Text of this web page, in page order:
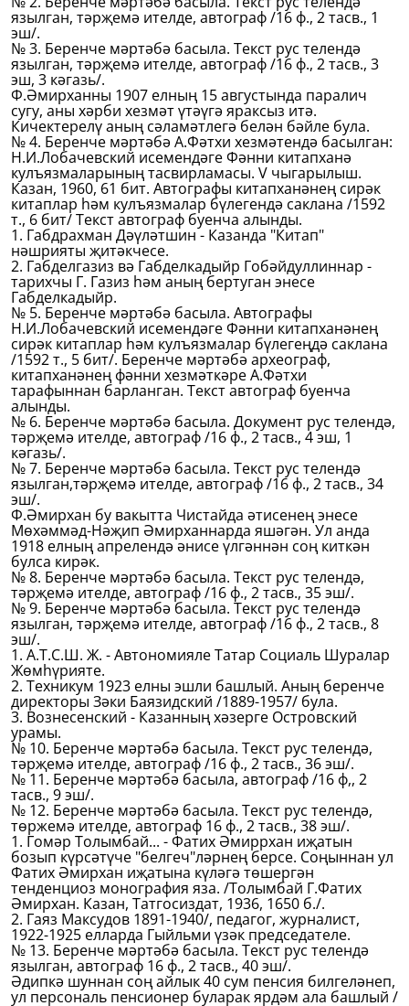
язылган, тәрҗемә ителде, автограф /16 ф., 2 тасв., 1
эш/.
№ 3. Беренче мәртәбә басыла. Текст рус телендә
язылган, тәрҗемә ителде, автограф /16 ф., 2 тасв., 3
эш, 3 кәгазь/.
Ф.Әмирханны 1907 елның 15 августында паралич
сугу, аны хәрби хезмәт үтәүгә яраксыз итә.
Кичектерелү аның сәламәтлегә белән бәйле була.
№ 4. Беренче мәртәбә А.Фәтхи хезмәтендә басылган:
Н.И.Лобачевский исемендәге Фәнни китапханә
кулъязмаларының тасвирламасы. V чыгарылыш.
Казан, 1960, 61 бит. Автографы китапханәнең сирәк
китаплар һәм кулъязмалар бүлегендә саклана /1592
т., 6 бит/ Текст автограф буенча алынды.
1. Габдрахман Дәүләтшин - Казанда "Китап"
нәшрияты җитәкчесе.
2. Габделгазиз вә Габделкадыйр Гобәйдуллиннар -
тарихчы Г. Газиз һәм аның бертуган энесе
Габделкадыйр.
№ 5. Беренче мәртәбә басыла. Автографы
Н.И.Лобачевский исемендәге Фәнни китапханәнең
сирәк китаплар һәм кулъязмалар бүлегеңдә саклана
/1592 т., 5 бит/. Беренче мәртәбә археограф,
китапханәнең фәнни хезмәткәре А.Фәтхи
тарафыннан барланган. Текст автограф буенча
алынды.
№ 6. Беренче мәртәбә басыла. Документ рус телендә,
тәрҗемә ителде, автограф /16 ф., 2 тасв., 4 эш, 1
кәгазь/.
№ 7. Беренче мәртәбә басыла. Текст рус телендә
язылган,тәрҗемә ителде, автограф /16 ф., 2 тасв., 34
эш/.
Ф.Әмирхан бу вакытта Чистайда әтисенең энесе
Мөхәммәд-Нәҗип Әмирханнарда яшәгән. Ул анда
1918 елның апрелендә әнисе үлгәннән соң киткән
булса кирәк.
№ 8. Беренче мәртәбә басыла. Текст рус телендә,
тәрҗемә ителде, автограф /16 ф., 2 тасв., 35 эш/.
№ 9. Беренче мәртәбә басыла. Текст рус телендә
язылган, тәрҗемә ителде, автограф /16 ф., 2 тасв., 8
эш/.
1. А.Т.С.Ш. Ж. - Автономияле Татар Социаль Шуралар
Жөмһүрияте.
2. Техникум 1923 елны эшли башлый. Аның беренче
директоры Зәки Баязидский /1889-1957/ була.
3. Вознесенский - Казанның хәзерге Островский
урамы.
№ 10. Беренче мәртәбә басыла. Текст рус телендә,
тәрҗемә ителде, автограф /16 ф., 2 тасв., 36 эш/.
№ 11. Беренче мәртәбә басыла, автограф /16 ф,, 2
тасв., 9 эш/.
№ 12. Беренче мәртәбә басыла. Текст рус телендә,
төржемә ителде, автограф 16 ф., 2 тасв., 38 эш/.
1. Гомәр Толымбай... - Фатих Әмиррхан иҗатын
бозып күрсәтүче "белгеч"ләрнең берсе. Соңыннан ул
Фатих Әмирхан иҗатына күләгә төшергән
тенденциоз монография яза. /Толымбай Г.Фатих
Әмирхан. Казан, Татгосиздат, 1936, 1650 б./.
2. Гаяз Максудов 1891-1940/, педагог, журналист,
1922-1925 елларда Гыйльми үзәк председателе.
№ 13. Беренче мәртәбә басыла. Текст рус телендә
язылган, автограф 16 ф., 2 тасв., 40 эш/.
Әдипкә шуннан соң айлык 40 сум пенсия билгеләнеп,
ул персональ пенсионер буларак ярдәм ала башлый /